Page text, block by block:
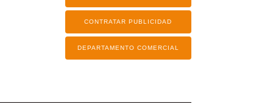
CONTRATAR PUBLICIDAD
DEPARTAMENTO COMERCIAL